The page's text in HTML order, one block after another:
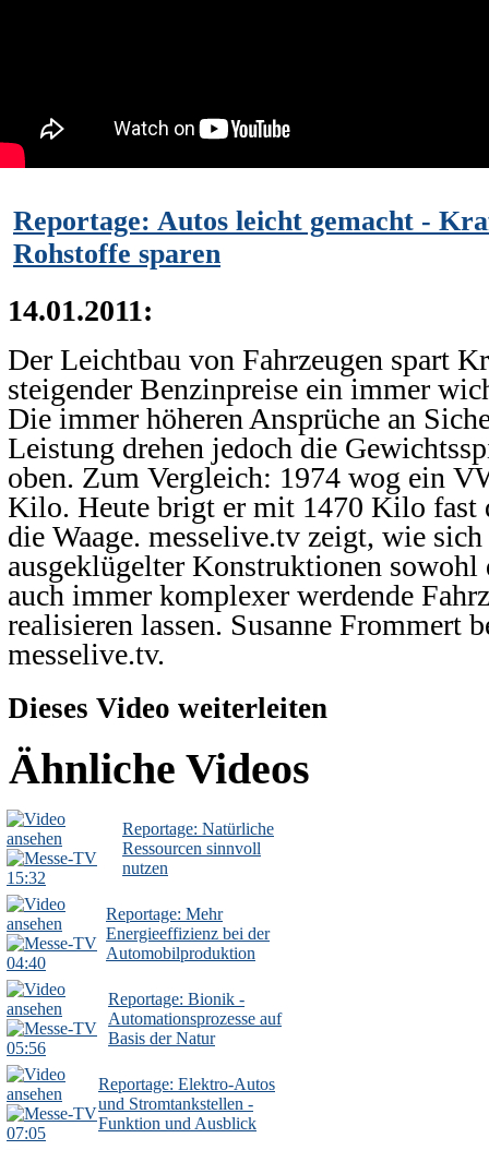
Reportage: Autos leicht gemacht -
Rohstoffe sparen
14.01.2011:
Der Leichtbau von Fahrzeugen spart
steigender Benzinpreise ein immer
Die immer höheren Ansprüche an
Leistung drehen jedoch die
oben. Zum Vergleich: 1974 wog ein
Kilo. Heute brigt er mit 1470 Kilo fast
die Waage. messelive.tv zeigt, wie
ausgeklügelter Konstruktionen sowohl
auch immer komplexer werdende
realisieren lassen. Susanne Frommert
messelive.tv.
Dieses Video weiterleiten
Ähnliche Videos
15:32
Reportage: Natürliche
Ressourcen sinnvoll
nutzen
04:40
Reportage: Mehr
Energieeffizienz bei der
Automobilproduktion
05:56
Reportage: Bionik -
Automationsprozesse auf
Basis der Natur
07:05
Reportage: Elektro-Autos
und Stromtankstellen -
Funktion und Ausblick